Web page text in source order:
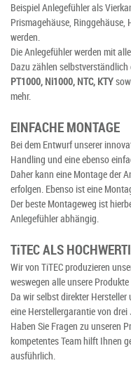
Beispiel Anlegefühler als
Prismagehäuse,
werden.
Die Anlegefühler werden mit
Dazu zählen
PT1000, Ni1000, NTC, KTY
mehr.
EINFACHE MONTAGE
Bei dem Entwurf unserer
Handling und eine ebenso
Daher kann eine Montage der
erfolgen. Ebenso ist eine
Der beste Montageweg ist
Anlegefühler abhängig.
TiTEC ALS
Wir von TiTEC produzieren
weswegen alle unsere
Da wir selbst direkter
eine Herstellergarantie von drei
Haben Sie Fragen zu unseren
kompetentes Team hilft Ihnen
ausführlich.